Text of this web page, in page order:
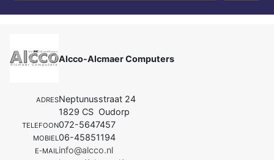
Alcco-Alcmaer Computers
ADRESNeptunusstraat 24
1829 CS Oudorp
TELEFOON072-5647457
MOBIEL06-45851194
E-MAILinfo@alcco.nl